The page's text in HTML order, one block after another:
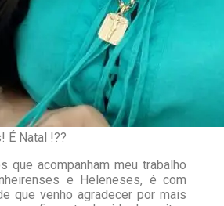
É Natal !??
que acompanham meu trabalho
e Heleneses, é com
que venho agradecer por mais